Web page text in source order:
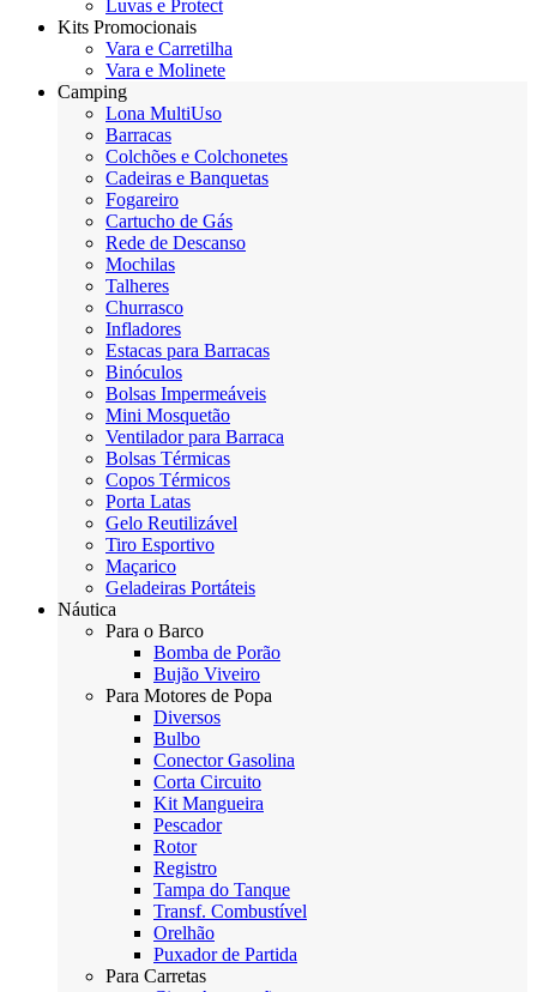
Luvas e Protect
Kits Promocionais
Vara e Carretilha
Vara e Molinete
Camping
Lona MultiUso
Barracas
Colchões e Colchonetes
Cadeiras e Banquetas
Fogareiro
Cartucho de Gás
Rede de Descanso
Mochilas
Talheres
Churrasco
Infladores
Estacas para Barracas
Binóculos
Bolsas Impermeáveis
Mini Mosquetão
Ventilador para Barraca
Bolsas Térmicas
Copos Térmicos
Porta Latas
Gelo Reutilizável
Tiro Esportivo
Maçarico
Geladeiras Portáteis
Náutica
Para o Barco
Bomba de Porão
Bujão Viveiro
Para Motores de Popa
Diversos
Bulbo
Conector Gasolina
Corta Circuito
Kit Mangueira
Pescador
Rotor
Registro
Tampa do Tanque
Transf. Combustível
Orelhão
Puxador de Partida
Para Carretas